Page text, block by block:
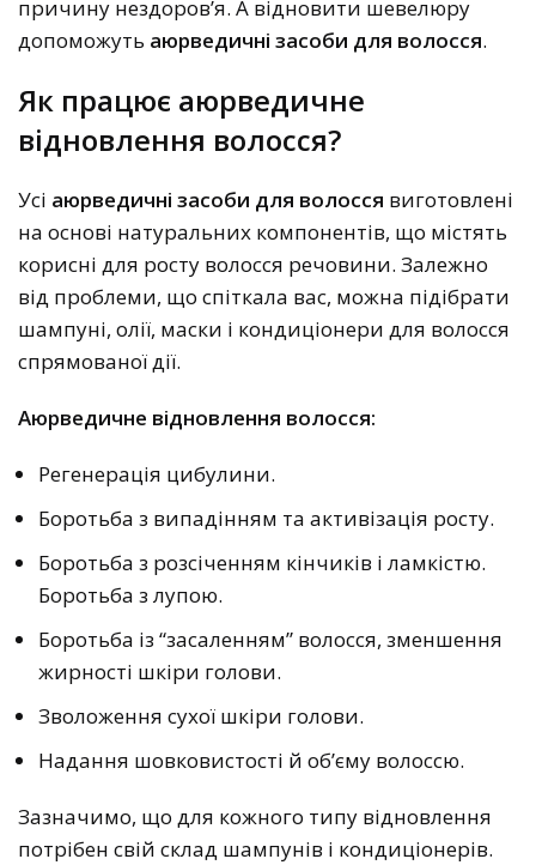
причину нездоров’я. А відновити шевелюру
допоможуть аюрведичні засоби для волосся.
Як працює аюрведичне
відновлення волосся?
Усі аюрведичні засоби для волосся виготовлені
на основі натуральних компонентів, що містять
корисні для росту волосся речовини. Залежно
від проблеми, що спіткала вас, можна підібрати
шампуні, олії, маски і кондиціонери для волосся
спрямованої дії.
Аюрведичне відновлення волосся:
Регенерація цибулини.
Боротьба з випадінням та активізація росту.
Боротьба з розсіченням кінчиків і ламкістю.
Боротьба з лупою.
Боротьба із “засаленням” волосся, зменшення
жирності шкіри голови.
Зволоження сухої шкіри голови.
Надання шовковистості й об’єму волоссю.
Зазначимо, що для кожного типу відновлення
потрібен свій склад шампунів і кондиціонерів.